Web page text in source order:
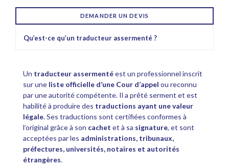
DEMANDER UN DEVIS
Qu’est-ce qu’un traducteur assermenté ?
Un traducteur assermentéest un professionnel inscrit
sur une liste officielle d’une Cour d’appel ou reconnu
par une autorité compétente. Il a prêté serment et est
habilité à produire des traductions ayant une valeur
légale. Ses traductions sont certifiées conformes à
l’original grâce à son cachet et à sa signature, et sont
acceptées par les administrations, tribunaux,
préfectures, universités, notaires et autorités
étrangères.